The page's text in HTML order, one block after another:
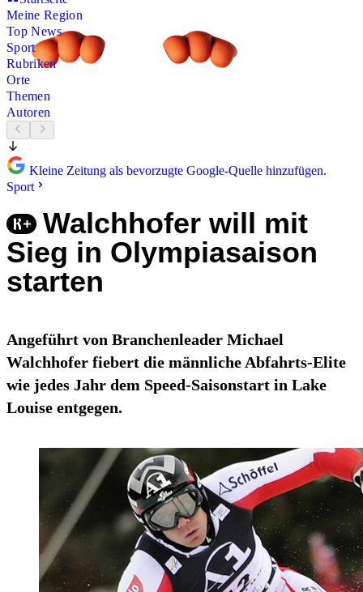
Meine Region
Top News
Sport
Rubriken
Orte
Themen
Autoren
Kleine Zeitung als bevorzugte Google-Quelle hinzufügen.
Sport
Walchhofer will mit
Sieg in Olympiasaison
starten
Angeführt von Branchenleader Michael
Walchhofer fiebert die männliche Abfahrts-Elite
wie jedes Jahr dem Speed-Saisonstart in Lake
Louise entgegen.